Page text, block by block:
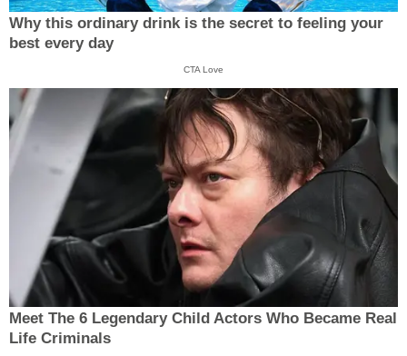
Why this ordinary drink is the secret to feeling your
best every day
CTA Love
Meet The 6 Legendary Child Actors Who Became Real
Life Criminals